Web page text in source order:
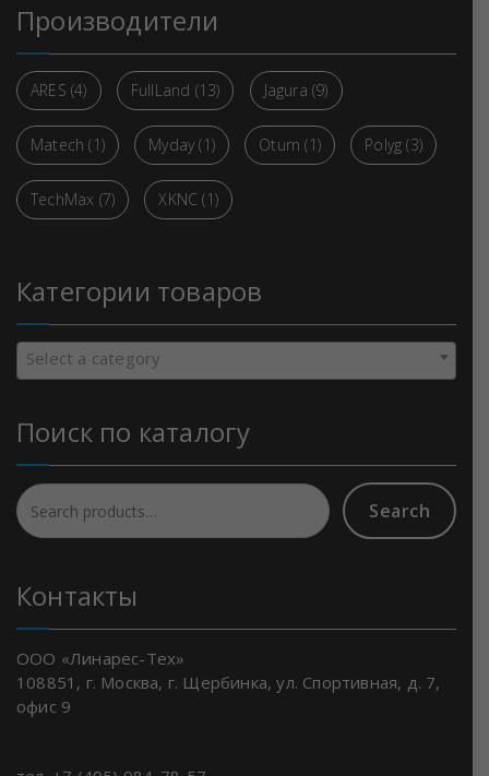
Производители
ARES (4) FullLand (13) Jagura (9)
Matech (1) Myday (1) Oturn (1) Polyg (3)
TechMax (7) XKNC (1)
Категории товаров
Select a category
Поиск по каталогу
Search
for:
Search
Контакты
ООО «Линарес-Тех»
108851, г. Москва, г. Щербинка, ул. Спортивная, д. 7,
офис 9